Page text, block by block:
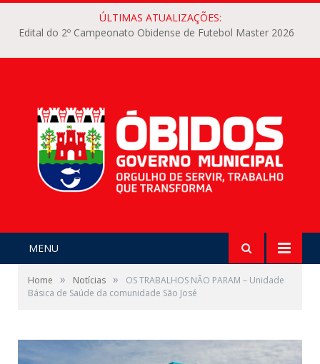
ÚLTIMAS ATUALIZAÇÕES:
Edital do 2º Campeonato Obidense de Futebol Master 2026
MENU
Home » Notícias »
OS TRABALHOS NÃO PARAM – Unidade
Básica de Saúde da comunidade São José